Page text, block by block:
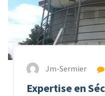
Jm-Sermier
Expertise en